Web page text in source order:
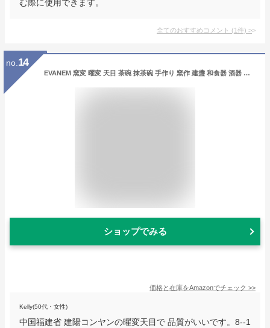
む際に使用できます。
全てのおすすめコメント (1件) >
no. 14
EVANEM 窯変 曜変 天目 茶碗 抹茶碗 手作り 窯作 建盞 和食器 酒器 料亭
ショップでみる
価格と在庫をAmazonでチェック >>
Kelly(50代・女性)
中国福建省 建陽コンヤンの曜変天目で 品質がいいです。8--1